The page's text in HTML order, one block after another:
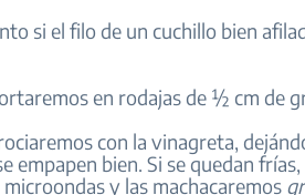
si el filo de un cuchillo bien
en rodajas de ½ cm de
con la vinagreta,
empapen bien. Si se quedan frías,
y las machacaremos